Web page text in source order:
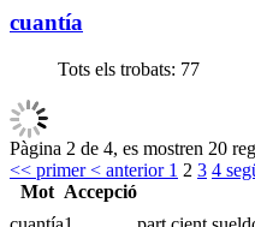
cuantía
Tots els trobats: 77
Pàgina 2 de 4, es mostren 20
<< primer< anterior 1 2 3 4
Mot Accepció